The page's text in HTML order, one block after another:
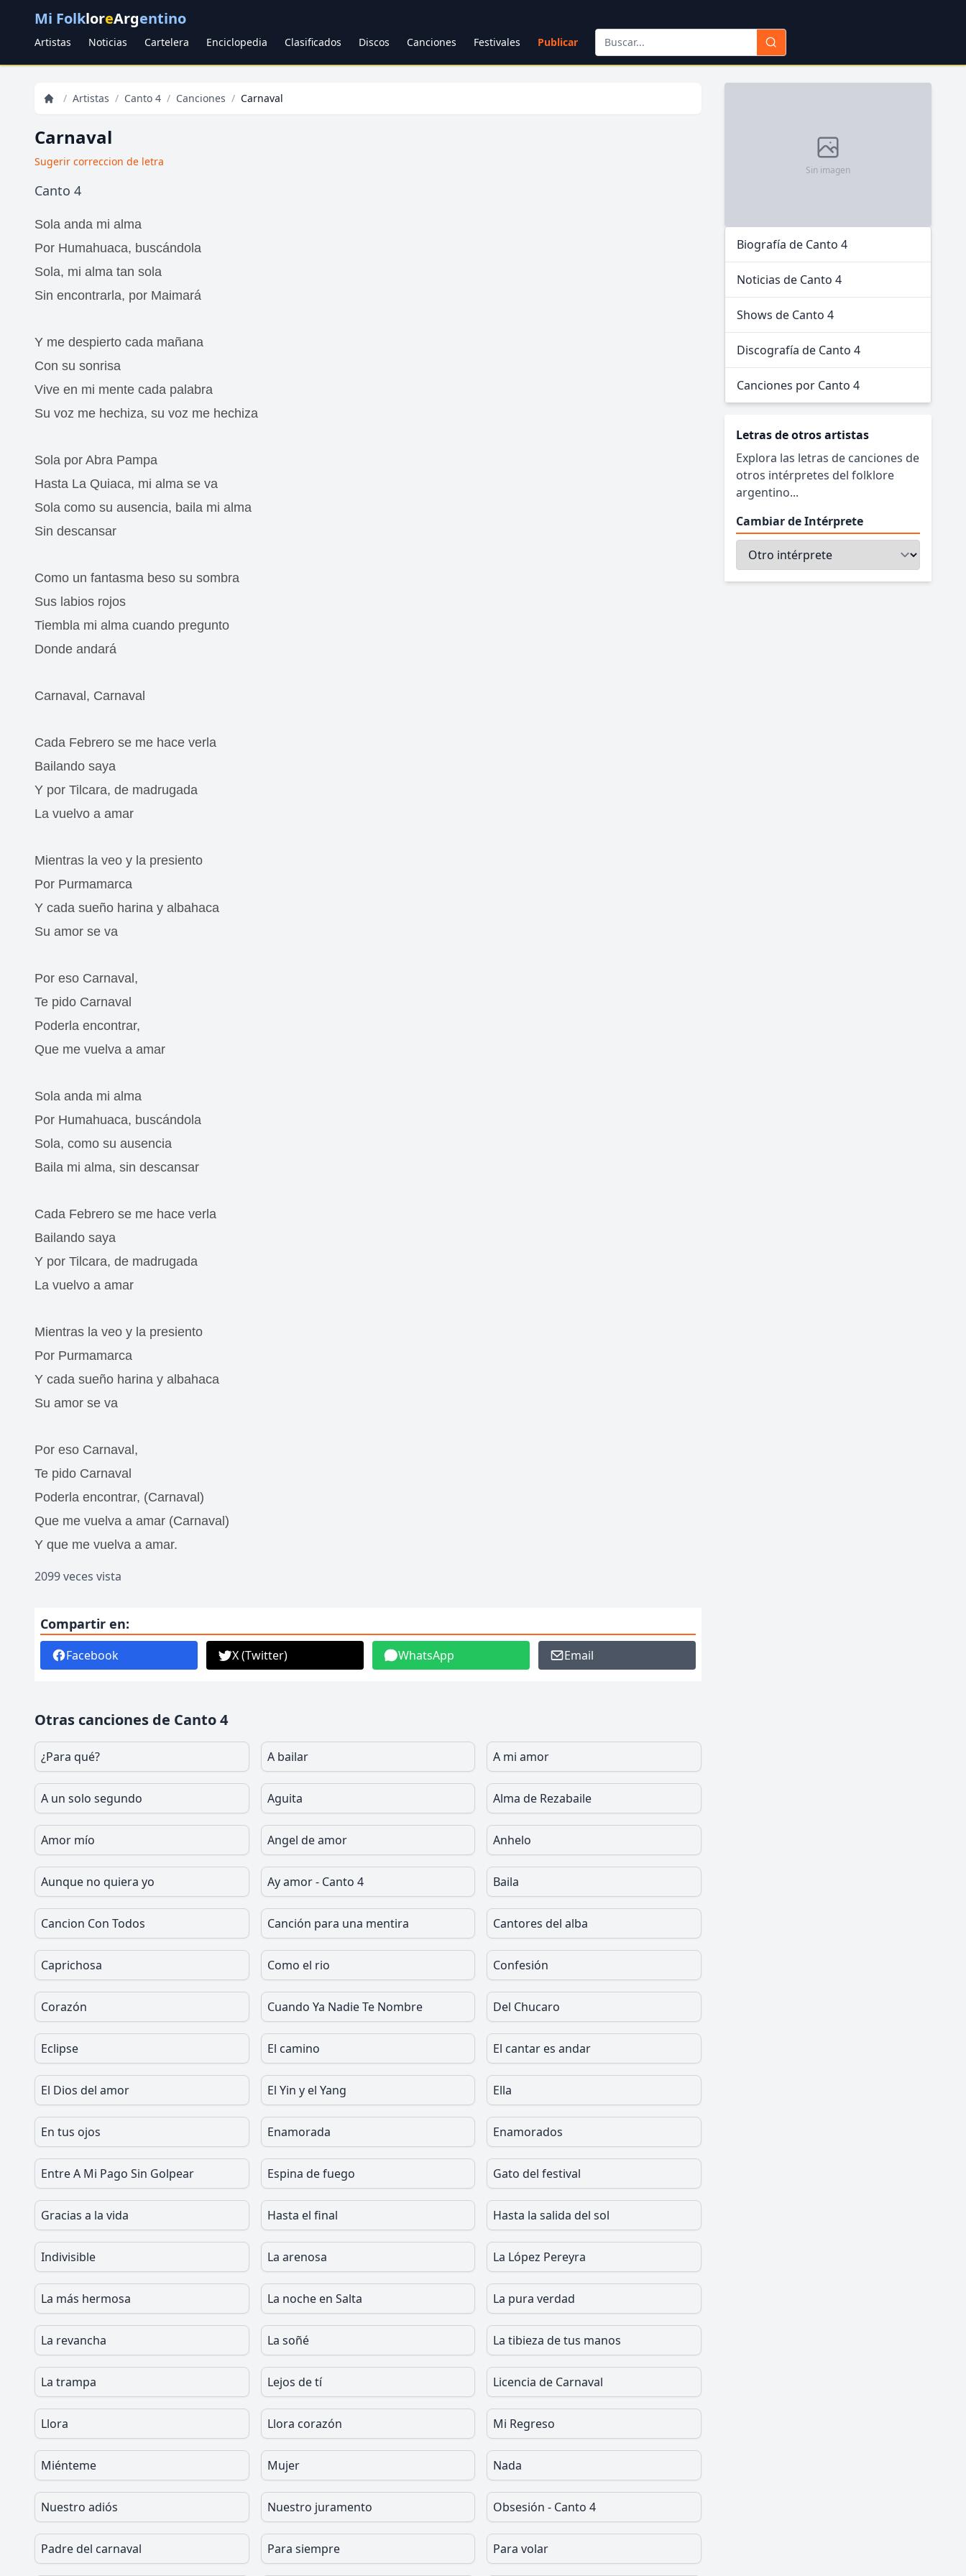
Mi FolkloreArgentino
Artistas Noticias Cartelera Enciclopedia Clasificados Discos Canciones Festivales Publicar
/ Artistas / Canto 4 / Canciones / Carnaval
Carnaval
Sugerir correccion de letra
Canto 4
Sola anda mi alma
Por Humahuaca, buscándola
Sola, mi alma tan sola
Sin encontrarla, por Maimará
Y me despierto cada mañana
Con su sonrisa
Vive en mi mente cada palabra
Su voz me hechiza, su voz me hechiza
Sola por Abra Pampa
Hasta La Quiaca, mi alma se va
Sola como su ausencia, baila mi alma
Sin descansar
Como un fantasma beso su sombra
Sus labios rojos
Tiembla mi alma cuando pregunto
Donde andará
Carnaval, Carnaval
Cada Febrero se me hace verla
Bailando saya
Y por Tilcara, de madrugada
La vuelvo a amar
Mientras la veo y la presiento
Por Purmamarca
Y cada sueño harina y albahaca
Su amor se va
Por eso Carnaval,
Te pido Carnaval
Poderla encontrar,
Que me vuelva a amar
Sola anda mi alma
Por Humahuaca, buscándola
Sola, como su ausencia
Baila mi alma, sin descansar
Cada Febrero se me hace verla
Bailando saya
Y por Tilcara, de madrugada
La vuelvo a amar
Mientras la veo y la presiento
Por Purmamarca
Y cada sueño harina y albahaca
Su amor se va
Por eso Carnaval,
Te pido Carnaval
Poderla encontrar, (Carnaval)
Que me vuelva a amar (Carnaval)
Y que me vuelva a amar.
2099 veces vista
Compartir en:
Facebook X (Twitter) WhatsApp Email
Otras canciones de Canto 4
¿Para qué? A bailar A mi amor
A un solo segundo Aguita Alma de Rezabaile
Amor mío Angel de amor Anhelo
Aunque no quiera yo Ay amor - Canto 4 Baila
Cancion Con Todos Canción para una mentira Cantores del alba
Caprichosa Como el rio Confesión
Corazón Cuando Ya Nadie Te Nombre Del Chucaro
Eclipse El camino El cantar es andar
El Dios del amor El Yin y el Yang Ella
En tus ojos Enamorada Enamorados
Entre A Mi Pago Sin Golpear Espina de fuego Gato del festival
Gracias a la vida Hasta el final Hasta la salida del sol
Indivisible La arenosa La López Pereyra
La más hermosa La noche en Salta La pura verdad
La revancha La soñé La tibieza de tus manos
La trampa Lejos de tí Licencia de Carnaval
Llora Llora corazón Mi Regreso
Miénteme Mujer Nada
Nuestro adiós Nuestro juramento Obsesión - Canto 4
Padre del carnaval Para siempre Para volar
Sin imagen
Biografía de Canto 4
Noticias de Canto 4
Shows de Canto 4
Discografía de Canto 4
Canciones por Canto 4
Letras de otros artistas
Explora las letras de canciones de
otros intérpretes del folklore
argentino...
Cambiar de Intérprete